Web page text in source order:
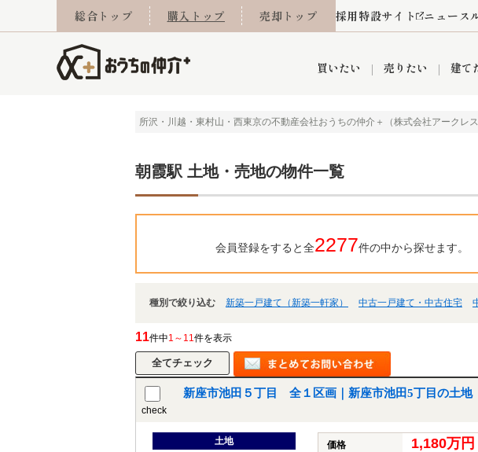
総合トップ 購入トップ 売却トップ 採用特設サイト ニュース
買いたい
詳細条件から探す 学区から探す
グループ会社施工物件 リノベーション
今月の住宅ローン金利 8代疾病保証付
小平市
売りたい
不動産売却専門館 売却査定実績
住み替え 離婚 不動産買取 空き家
西東京市 東久留米市
建て
おうちLABO 建築事例
おうちのリフォーム リフォーム事例
会社概要 スタッフ紹介 採用情報
所沢営業所 東所沢営業所 入間営業所
おうちLABO おうちパークグ
不動産Q&A マンションカタログ
ご来店予約 オンライン相談予約
所沢・川越・東村山・西東京の不動産会社おうちの仲介＋（株式会社アークレス
朝霞駅 土地・売地の物件一覧
会員登録をすると全2277件の中から探せます。
種別で絞り込む 新築一戸建て（新築一軒家） 中古一戸建て・中古住宅
11件中1～11件を表示
check
新座市池田５丁目 全１区画｜新座市池田5丁目の土地
土地 価格 1,180万円